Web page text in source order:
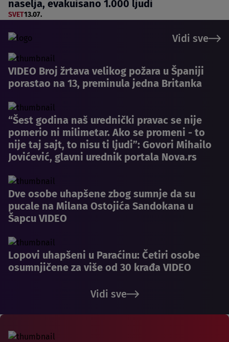
naselja, evakuisano 1.000 ljudi
SVET13.07.
Vidi sve
VIDEO Broj žrtava velikog požara u Španiji
porastao na 13, preminula jedna Britanka
“Šest godina naš urednički pravac se nije
pomerio ni milimetar. Ako se promeni - to
nije taj sajt, to nisu ti ljudi”: Govori Mihailo
Jovićević, glavni urednik portala Nova.rs
Dve osobe uhapšene zbog sumnje da su
pucale na Milana Ostojića Sandokana u
Šapcu VIDEO
Lopovi uhapšeni u Paraćinu: Četiri osobe
osumnjičene za više od 30 krađa VIDEO
Vidi sve